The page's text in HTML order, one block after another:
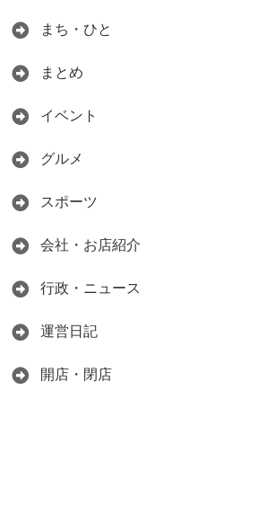
まち・ひと
まとめ
イベント
グルメ
スポーツ
会社・お店紹介
行政・ニュース
運営日記
開店・閉店